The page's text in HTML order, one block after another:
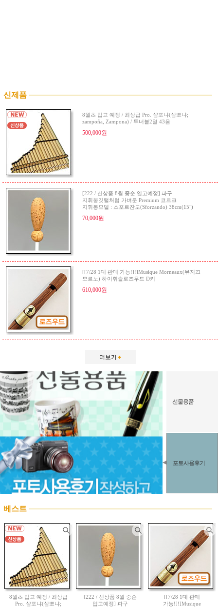
신제품
8월초 입고 예정 / 최상급 Pro. 샴포냐(삼뽀냐;
zampoña, Zampona) / 튜너블2열 43음
500,000원
[222 / 신상품 8월 중순 입고예정] 파구
지휘봉깃털처럼 가벼운 Premium 코르크
지휘봉모델 : 스포르잔도(Sforzando) 38cm(15")
70,000원
[[7/28 1대 판매 가능!]!]Musique Morneaux(뮤지끄
모르노) 하이휘슬로즈우드 D키
610,000원
더보기
선물용품
포토사용후기
베스트
8월초 입고 예정 / 최상급
Pro. 샴포냐(삼뽀냐;
[222 / 신상품 8월 중순
입고예정] 파구
[[7/28 1대 판매
가능!]!]Musique